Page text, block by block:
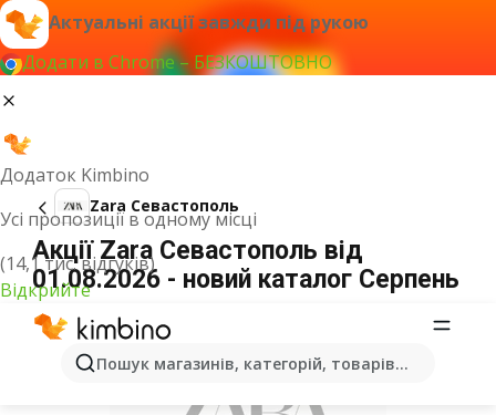
Актуальні акції завжди під рукою
Додати в Chrome – БЕЗКОШТОВНО
Додаток Kimbino
Усі пропозиції в одному місці
(14,1 тис. відгуків)
Відкрийте
Пошук магазинів, категорій, товарів...
Zara Севастополь
Акції Zara Севастополь від
01.08.2026 - новий каталог Серпень